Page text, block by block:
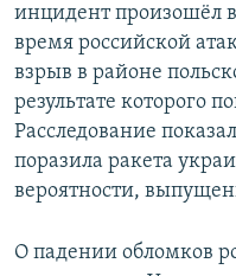
инцидент произошёл в
время российской
взрыв в районе
результате которого
Расследование
поразила ракета
вероятности,
О падении обломков